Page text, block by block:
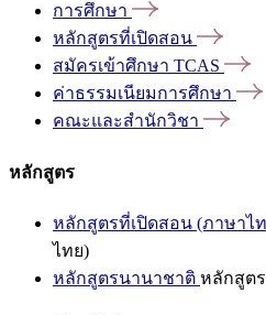
การศึกษา
หลักสูตรที่เปิดสอน
สมัครเข้าศึกษา TCAS
ค่าธรรมเนียมการศึกษา
คณะและสำนักวิชา
หลักสูตร
หลักสูตรที่เปิดสอน (ภาษาไ
ไทย)
หลักสูตรนานาชาติ หลักสูต